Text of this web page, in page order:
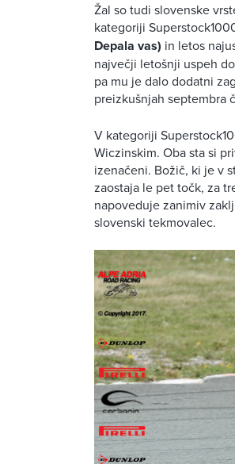
Žal so tudi slovenske
kategoriji
Depala vas) in letos
največji letošnji uspeh
pa mu je dalo dodatni
preizkušnjah septembra
V kategoriji
Wiczinskim. Oba sta si
izenačeni. Božič, ki je v
zaostaja le pet točk, za
napoveduje zanimiv
slovenski tekmovalec.